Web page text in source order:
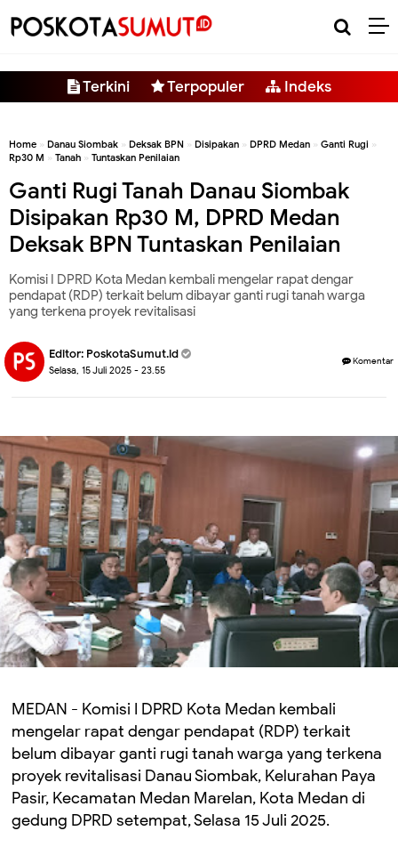
Terkini Terpopuler Indeks
Home » Danau Siombak » Deksak BPN » Disipakan » DPRD Medan » Ganti Rugi »
Rp30 M » Tanah » Tuntaskan Penilaian
Ganti Rugi Tanah Danau Siombak
Disipakan Rp30 M, DPRD Medan
Deksak BPN Tuntaskan Penilaian
Komisi I DPRD Kota Medan kembali mengelar rapat dengar
pendapat (RDP) terkait belum dibayar ganti rugi tanah warga
yang terkena proyek revitalisasi
Editor: PoskotaSumut.id
Selasa, 15 Juli 2025 - 23.55
Komentar
MEDAN - Komisi I DPRD Kota Medan kembali
mengelar rapat dengar pendapat (RDP) terkait
belum dibayar ganti rugi tanah warga yang terkena
proyek revitalisasi Danau Siombak, Kelurahan Paya
Pasir, Kecamatan Medan Marelan, Kota Medan di
gedung DPRD setempat, Selasa 15 Juli 2025.